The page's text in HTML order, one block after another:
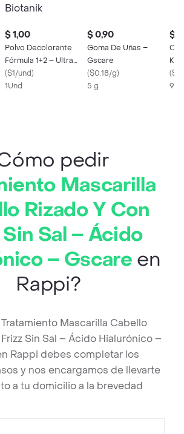
$ 1,00
Polvo Decolorante
Fórmula 1+2 – Ultra
Mechas – Biotanik
($1/und)
1Und
$ 0,90
Goma De Uñas –
Gscare
($0.18/g)
5 g
$
90
(
90
pedir
Mascarilla
Rizado Y Con
Sal – Ácido
– Gscare en
Rappi?
Mascarilla Cabello
Sin Sal – Ácido Hialurónico –
Rappi debes completar los
y nos encargamos de llevarte
a tu domicilio a la brevedad